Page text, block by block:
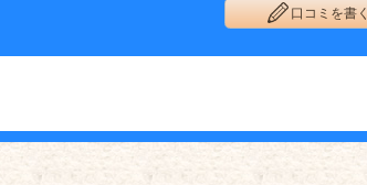
口コミを書く